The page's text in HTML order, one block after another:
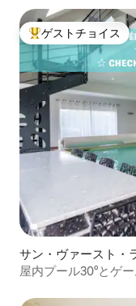
大好評のゲストチョ
ゲストチョイス
サン・ヴァースト・
屋内プール30°とゲ